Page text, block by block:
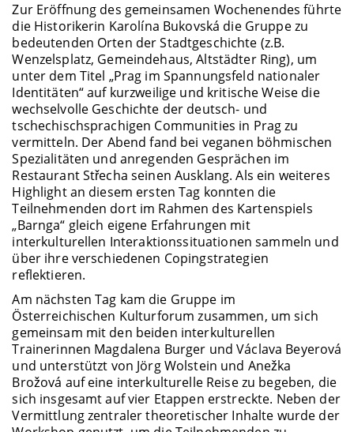
Zur Eröffnung des gemeinsamen Wochenendes führte
die Historikerin Karolína Bukovská die Gruppe zu
bedeutenden Orten der Stadtgeschichte (z.B.
Wenzelsplatz, Gemeindehaus, Altstädter Ring), um
unter dem Titel „Prag im Spannungsfeld nationaler
Identitäten“ auf kurzweilige und kritische Weise die
wechselvolle Geschichte der deutsch- und
tschechischsprachigen Communities in Prag zu
vermitteln. Der Abend fand bei veganen böhmischen
Spezialitäten und anregenden Gesprächen im
Restaurant Střecha seinen Ausklang. Als ein weiteres
Highlight an diesem ersten Tag konnten die
Teilnehmenden dort im Rahmen des Kartenspiels
„Barnga“ gleich eigene Erfahrungen mit
interkulturellen Interaktionssituationen sammeln und
über ihre verschiedenen Copingstrategien
reflektieren.
Am nächsten Tag kam die Gruppe im
Österreichischen Kulturforum zusammen, um sich
gemeinsam mit den beiden interkulturellen
Trainerinnen Magdalena Burger und Václava Beyerová
und unterstützt von Jörg Wolstein und Anežka
Brožová auf eine interkulturelle Reise zu begeben, die
sich insgesamt auf vier Etappen erstreckte. Neben der
Vermittlung zentraler theoretischer Inhalte wurde der